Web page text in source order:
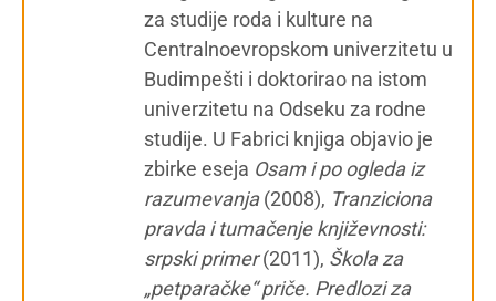
za studije roda i kulture na
Centralnoevropskom univerzitetu u
Budimpešti i doktorirao na istom
univerzitetu na Odseku za rodne
studije. U Fabrici knjiga objavio je
zbirke eseja Osam i po ogleda iz
razumevanja(2008), Tranziciona
pravda i tumačenje književnosti:
srpski primer(2011), Škola za
„petparačke“ priče. Predlozi za